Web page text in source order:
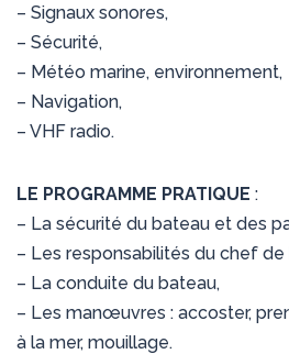
– Signaux sonores,
– Sécurité,
– Météo marine, environnement,
– Navigation,
– VHF radio.
LE PROGRAMME PRATIQUE :
– La sécurité du bateau et des
– Les responsabilités du chef de
– La conduite du bateau,
– Les manœuvres : accoster,
à la mer, mouillage.